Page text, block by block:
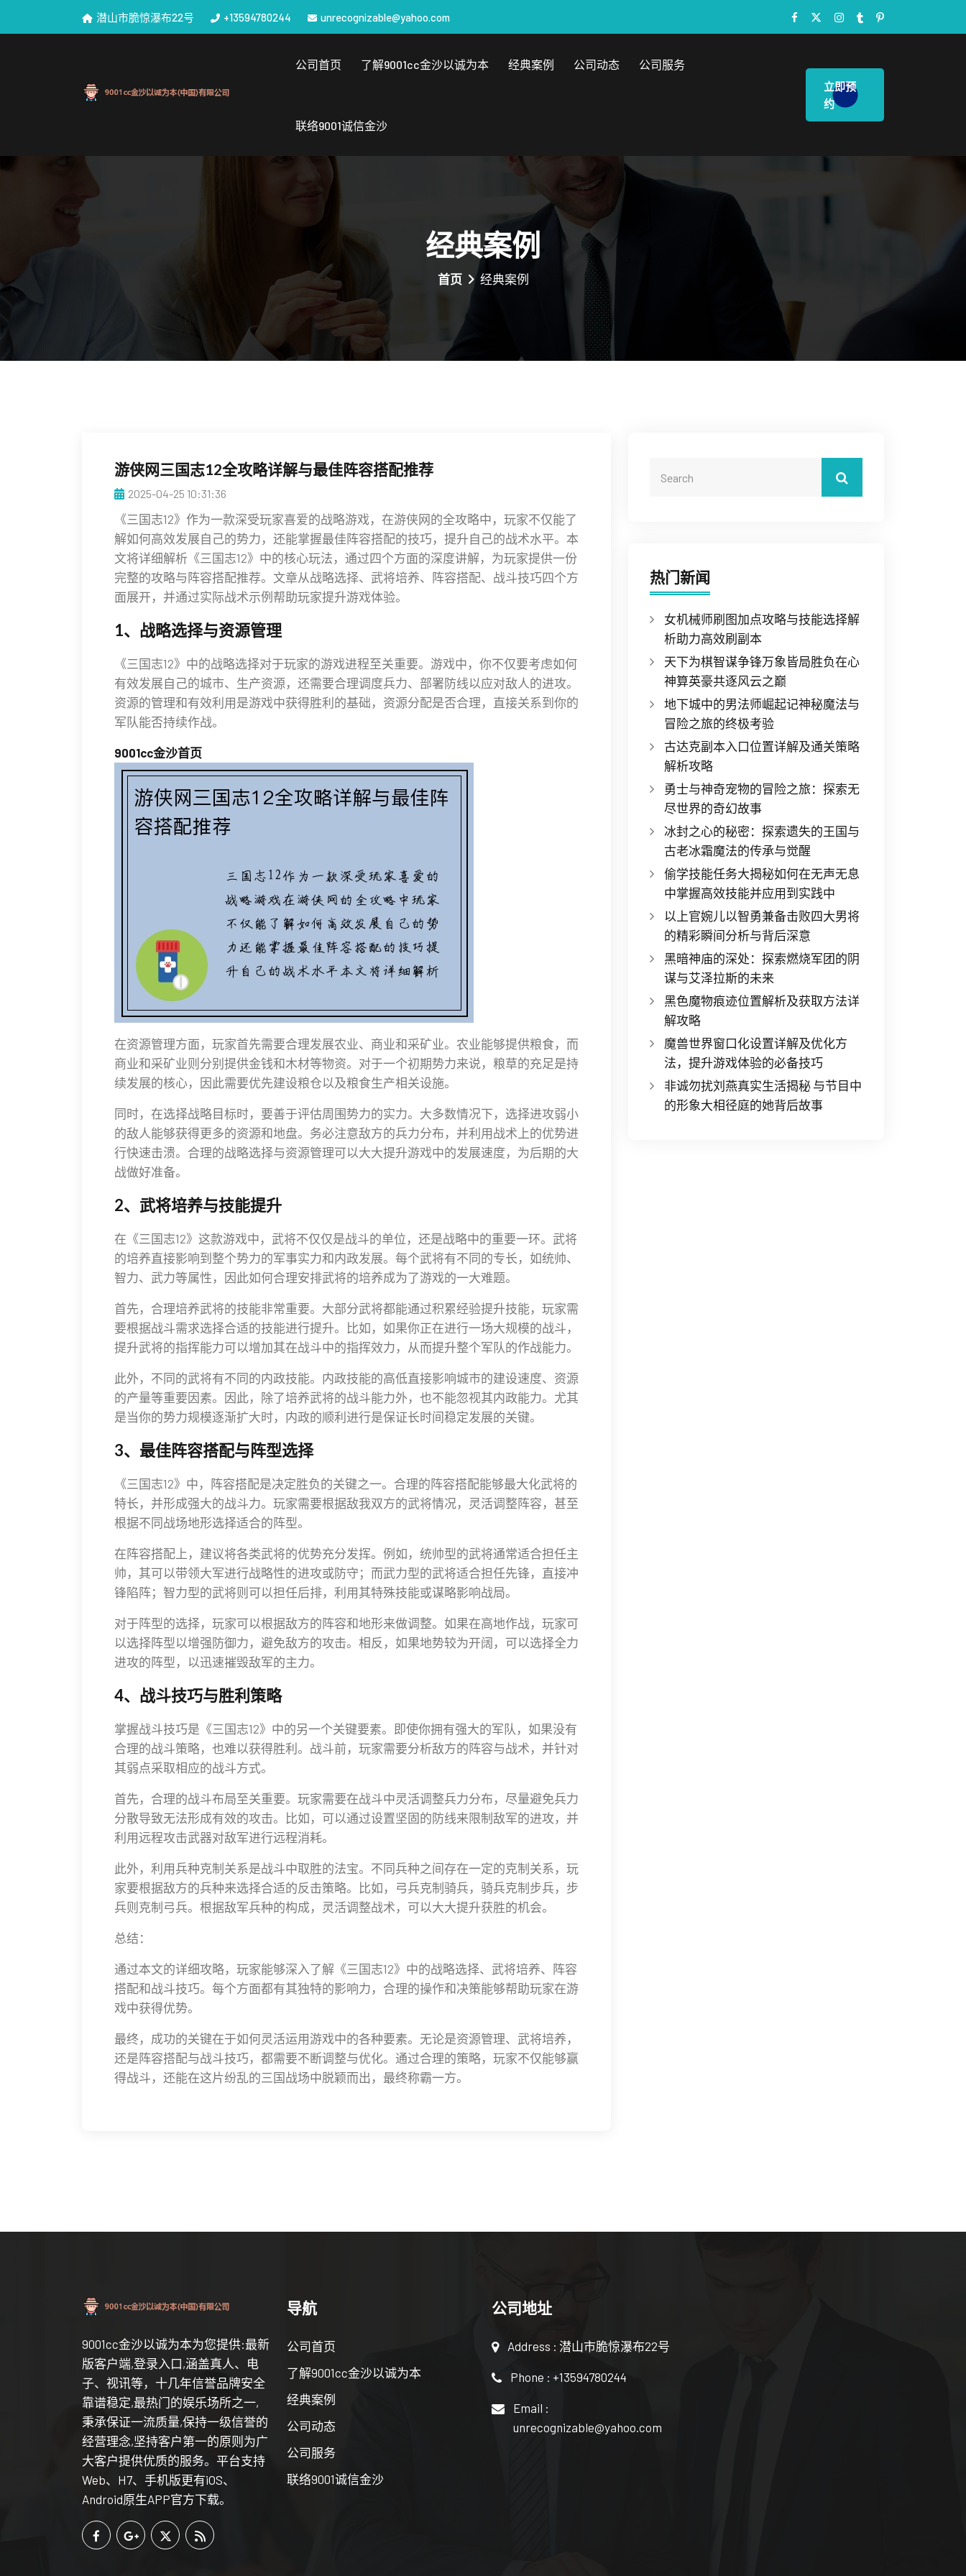
潜山市脆惊瀑布22号 +13594780244 unrecognizable@yahoo.com
公司首页 了解9001cc金沙以诚为本 经典案例 公司动态 公司服务
联络9001诚信金沙
立即预
约
经典案例
首页 经典案例
游侠网三国志12全攻略详解与最佳阵容搭配推荐
2025-04-25 10:31:36
《三国志12》作为一款深受玩家喜爱的战略游戏，在游侠网的全攻略中，玩家不仅能了
解如何高效发展自己的势力，还能掌握最佳阵容搭配的技巧，提升自己的战术水平。本
文将详细解析《三国志12》中的核心玩法，通过四个方面的深度讲解，为玩家提供一份
完整的攻略与阵容搭配推荐。文章从战略选择、武将培养、阵容搭配、战斗技巧四个方
面展开，并通过实际战术示例帮助玩家提升游戏体验。
1、战略选择与资源管理
《三国志12》中的战略选择对于玩家的游戏进程至关重要。游戏中，你不仅要考虑如何
有效发展自己的城市、生产资源，还需要合理调度兵力、部署防线以应对敌人的进攻。
资源的管理和有效利用是游戏中获得胜利的基础，资源分配是否合理，直接关系到你的
军队能否持续作战。
9001cc金沙首页
在资源管理方面，玩家首先需要合理发展农业、商业和采矿业。农业能够提供粮食，而
商业和采矿业则分别提供金钱和木材等物资。对于一个初期势力来说，粮草的充足是持
续发展的核心，因此需要优先建设粮仓以及粮食生产相关设施。
同时，在选择战略目标时，要善于评估周围势力的实力。大多数情况下，选择进攻弱小
的敌人能够获得更多的资源和地盘。务必注意敌方的兵力分布，并利用战术上的优势进
行快速击溃。合理的战略选择与资源管理可以大大提升游戏中的发展速度，为后期的大
战做好准备。
2、武将培养与技能提升
在《三国志12》这款游戏中，武将不仅仅是战斗的单位，还是战略中的重要一环。武将
的培养直接影响到整个势力的军事实力和内政发展。每个武将有不同的专长，如统帅、
智力、武力等属性，因此如何合理安排武将的培养成为了游戏的一大难题。
首先，合理培养武将的技能非常重要。大部分武将都能通过积累经验提升技能，玩家需
要根据战斗需求选择合适的技能进行提升。比如，如果你正在进行一场大规模的战斗，
提升武将的指挥能力可以增加其在战斗中的指挥效力，从而提升整个军队的作战能力。
此外，不同的武将有不同的内政技能。内政技能的高低直接影响城市的建设速度、资源
的产量等重要因素。因此，除了培养武将的战斗能力外，也不能忽视其内政能力。尤其
是当你的势力规模逐渐扩大时，内政的顺利进行是保证长时间稳定发展的关键。
3、最佳阵容搭配与阵型选择
《三国志12》中，阵容搭配是决定胜负的关键之一。合理的阵容搭配能够最大化武将的
特长，并形成强大的战斗力。玩家需要根据敌我双方的武将情况，灵活调整阵容，甚至
根据不同战场地形选择适合的阵型。
在阵容搭配上，建议将各类武将的优势充分发挥。例如，统帅型的武将通常适合担任主
帅，其可以带领大军进行战略性的进攻或防守；而武力型的武将适合担任先锋，直接冲
锋陷阵；智力型的武将则可以担任后排，利用其特殊技能或谋略影响战局。
对于阵型的选择，玩家可以根据敌方的阵容和地形来做调整。如果在高地作战，玩家可
以选择阵型以增强防御力，避免敌方的攻击。相反，如果地势较为开阔，可以选择全力
进攻的阵型，以迅速摧毁敌军的主力。
4、战斗技巧与胜利策略
掌握战斗技巧是《三国志12》中的另一个关键要素。即使你拥有强大的军队，如果没有
合理的战斗策略，也难以获得胜利。战斗前，玩家需要分析敌方的阵容与战术，并针对
其弱点采取相应的战斗方式。
首先，合理的战斗布局至关重要。玩家需要在战斗中灵活调整兵力分布，尽量避免兵力
分散导致无法形成有效的攻击。比如，可以通过设置坚固的防线来限制敌军的进攻，并
利用远程攻击武器对敌军进行远程消耗。
此外，利用兵种克制关系是战斗中取胜的法宝。不同兵种之间存在一定的克制关系，玩
家要根据敌方的兵种来选择合适的反击策略。比如，弓兵克制骑兵，骑兵克制步兵，步
兵则克制弓兵。根据敌军兵种的构成，灵活调整战术，可以大大提升获胜的机会。
总结：
通过本文的详细攻略，玩家能够深入了解《三国志12》中的战略选择、武将培养、阵容
搭配和战斗技巧。每个方面都有其独特的影响力，合理的操作和决策能够帮助玩家在游
戏中获得优势。
最终，成功的关键在于如何灵活运用游戏中的各种要素。无论是资源管理、武将培养，
还是阵容搭配与战斗技巧，都需要不断调整与优化。通过合理的策略，玩家不仅能够赢
得战斗，还能在这片纷乱的三国战场中脱颖而出，最终称霸一方。
热门新闻
女机械师刷图加点攻略与技能选择解
析助力高效刷副本
天下为棋智谋争锋万象皆局胜负在心
神算英豪共逐风云之巅
地下城中的男法师崛起记神秘魔法与
冒险之旅的终极考验
古达克副本入口位置详解及通关策略
解析攻略
勇士与神奇宠物的冒险之旅：探索无
尽世界的奇幻故事
冰封之心的秘密：探索遗失的王国与
古老冰霜魔法的传承与觉醒
偷学技能任务大揭秘如何在无声无息
中掌握高效技能并应用到实践中
以上官婉儿以智勇兼备击败四大男将
的精彩瞬间分析与背后深意
黑暗神庙的深处：探索燃烧军团的阴
谋与艾泽拉斯的未来
黑色魔物痕迹位置解析及获取方法详
解攻略
魔兽世界窗口化设置详解及优化方
法，提升游戏体验的必备技巧
非诚勿扰刘燕真实生活揭秘 与节目中
的形象大相径庭的她背后故事
9001cc金沙以诚为本为您提供:最新
版客户端,登录入口,涵盖真人、电
子、视讯等，十几年信誉品牌安全
靠谱稳定,最热门的娱乐场所之一,
秉承保证一流质量,保持一级信誉的
经营理念,坚持客户第一的原则为广
大客户提供优质的服务。平台支持
Web、H7、手机版更有iOS、
Android原生APP官方下载。
导航
公司首页
了解9001cc金沙以诚为本
经典案例
公司动态
公司服务
联络9001诚信金沙
公司地址
Address : 潜山市脆惊瀑布22号
Phone : +13594780244
Email :
unrecognizable@yahoo.com